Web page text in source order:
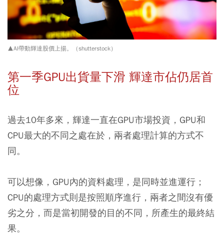
▲AI帶動輝達股價上揚。（shutterstock）
第一季GPU出貨量下滑 輝達市佔仍居首
位
過去10年多來，輝達一直在GPU市場投資，GPU和
CPU最大的不同之處在於，兩者處理計算的方式不
同。
可以想像，GPU內的資料處理，是同時並進運行；
CPU的處理方式則是按照順序進行，兩者之間沒有優
劣之分，而是當初開發的目的不同，所產生的最終結
果。